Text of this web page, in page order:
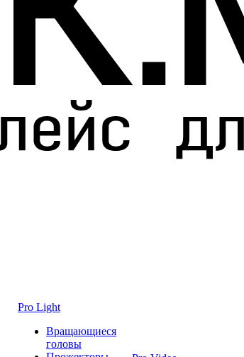
Pro Light
Вращающиеся
головы